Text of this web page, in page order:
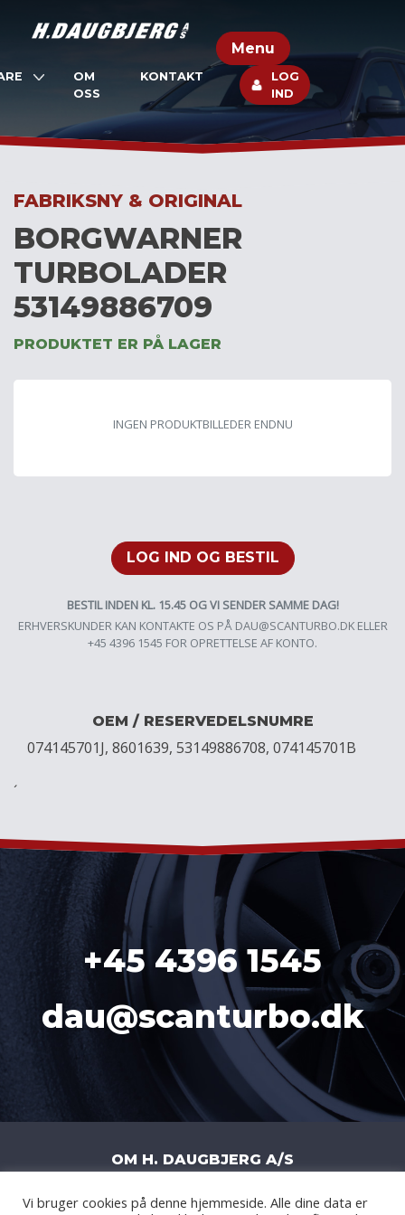
Menu
OM
OSS
KONTAKT
LOG
IND
FABRIKSNY & ORIGINAL
BORGWARNER
TURBOLADER
53149886709
PRODUKTET ER PÅ LAGER
INGEN PRODUKTBILLEDER ENDNU
LOG IND OG BESTIL
BESTIL INDEN KL. 15.45 OG VI SENDER SAMME DAG!
ERHVERSKUNDER KAN KONTAKTE OS PÅ DAU@SCANTURBO.DKELLER
+45 4396 1545 FOR OPRETTELSE AF KONTO.
OEM / RESERVEDELSNUMRE
074145701J, 8601639, 53149886708, 074145701B
´
+45 4396 1545
dau@scanturbo.dk
OM H. DAUGBJERG A/S
H. DAUGBJERG A/S | LITERBUEN 11J |
Vi bruger cookies på denne hjemmeside. Alle dine data er